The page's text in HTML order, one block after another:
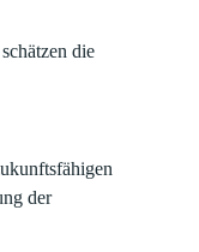
die
der